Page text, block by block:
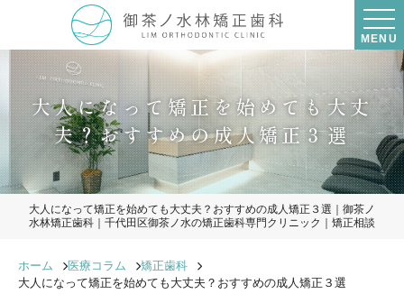
MENU
大人になって矯正を始めても大丈
夫？おすすめの成人矯正３選
大人になって矯正を始めても大丈夫？おすすめの成人矯正３選｜御茶ノ
水林矯正歯科｜千代田区御茶ノ水の矯正歯科専門クリニック｜矯正相談
ホーム 医療コラム
矯正歯科
大人になって矯正を始めても大丈夫？おすすめの成人矯正３選